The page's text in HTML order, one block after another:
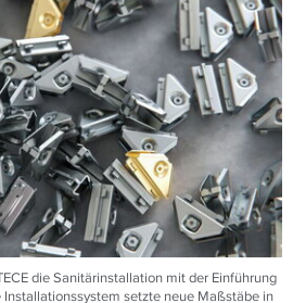
die Sanitärinstallation mit der Einführung
Installationssystem setzte neue Maßstäbe in